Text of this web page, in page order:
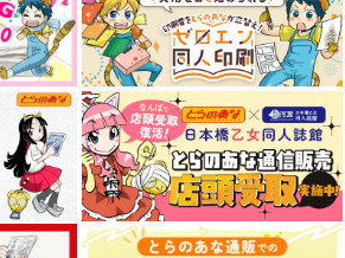
お紅茶とわたくし
Dark side
one day,
noisette＋
専売 865円（税込）
ユーリ!!! on ICE
ヴィクトル×勝生勇利
サンプル
カート
The Final Season, an
d then…
Maison de Lune
専売 2,357円
ユーリ!!! on ICE
ヴィクトル×勝生勇利
サンプル
カート